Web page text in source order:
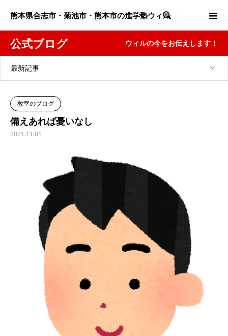
熊本県合志市・菊池市・熊本市の進学塾ウィル

公式ブログ ウィルの今をお伝えします！
最新記事
教室のブログ
備えあれば憂いなし
2021.11.01